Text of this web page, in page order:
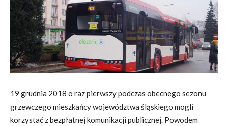
19 grudnia 2018 o raz pierwszy podczas obecnego sezonu
grzewczego mieszkańcy województwa śląskiego mogli
korzystać z bezpłatnej komunikacji publicznej. Powodem